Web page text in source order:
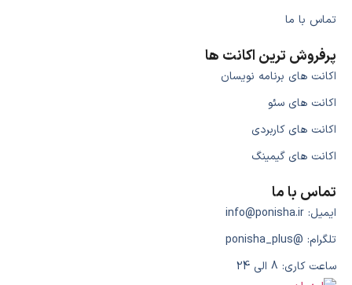
تماس با ما
پرفروش ترین اکانت ها
اکانت های برنامه نویسان
اکانت های سئو
اکانت های کاربردی
اکانت های گیمینگ
تماس با ما
ایمیل: info@ponisha.ir
تلگرام: @ponisha_plus
ساعت کاری: 8 الی 24